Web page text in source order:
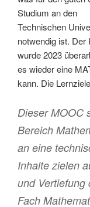
Studium an den
Technischen
notwendig ist. Der
wurde 2023
es wieder eine
kann. Die
Dieser MOOC
Bereich
an eine
Inhalte zielen
und Vertiefung
Fach